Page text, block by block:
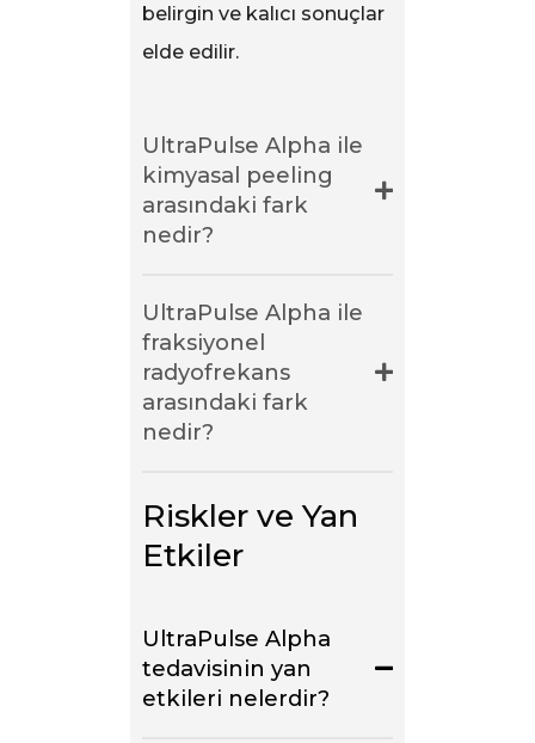
belirgin ve kalıcı sonuçlar
elde edilir.
UltraPulse Alpha ile
kimyasal peeling
arasındaki fark
nedir?
UltraPulse Alpha ile
fraksiyonel
radyofrekans
arasındaki fark
nedir?
Riskler ve Yan
Etkiler
UltraPulse Alpha
tedavisinin yan
etkileri nelerdir?